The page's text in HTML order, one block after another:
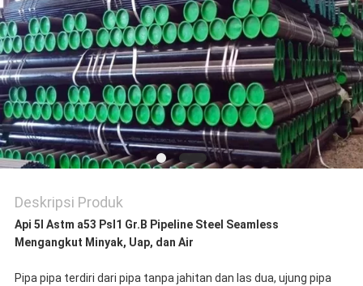
Deskripsi Produk
Api 5l Astm a53 Psl1 Gr.B Pipeline Steel Seamless
Mengangkut Minyak, Uap, dan Air
Pipa pipa terdiri dari pipa tanpa jahitan dan las dua, ujung pipa